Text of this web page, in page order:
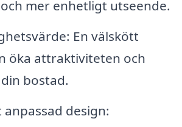
mer enhetligt utseende.
En välskött
öka attraktiviteten och
bostad.
design: